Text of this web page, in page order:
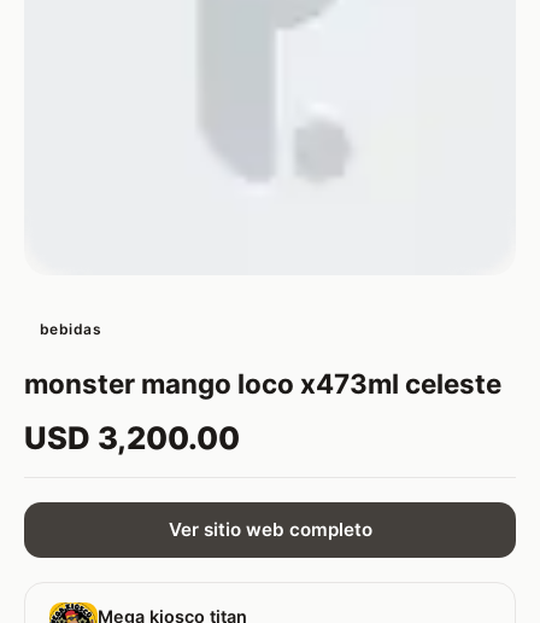
bebidas
monster mango loco x473ml celeste
USD 3,200.00
Ver sitio web completo
Mega kiosco titan